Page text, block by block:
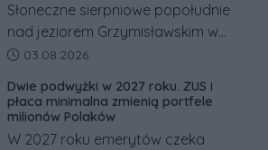
Słoneczne sierpniowe popołudnie
nad jeziorem Grzymisławskim w
powiecie śremskim zakończyło się
odwrócić nawet natychmiastowe
działania służb ratunkowych.
Data dodania artykułu:
03.08.2026
Dwie podwyżki w 2027 roku. ZUS i
płaca minimalna zmienią portfele
milionów Polaków
W 2027 roku emerytów czeka